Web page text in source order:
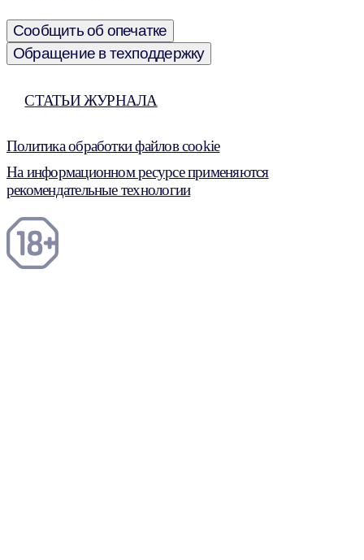
Сообщить об опечатке
Обращение в техподдержку
СТАТЬИ ЖУРНАЛА
Политика обработки файлов cookie
На информационном ресурсе применяются
рекомендательные технологии